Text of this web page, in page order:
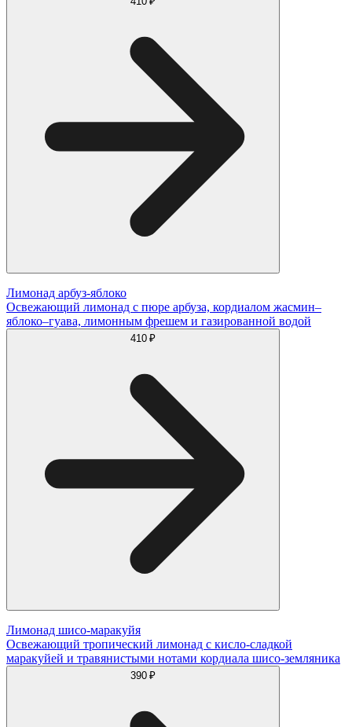
Лимонад арбуз-яблоко
Освежающий лимонад с пюре арбуза, кордиалом жасмин–
яблоко–гуава, лимонным фрешем и газированной водой
410 ₽
Лимонад шисо-маракуйя
Освежающий тропический лимонад с кисло-сладкой
маракуйей и травянистыми нотами кордиала шисо-земляника
390 ₽